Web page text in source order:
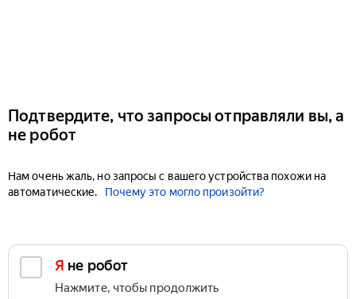
Подтвердите, что запросы отправляли вы, а
не робот
Нам очень жаль, но запросы с вашего устройства похожи на
автоматические.
Почему это могло произойти?
Я не робот
Нажмите, чтобы продолжить